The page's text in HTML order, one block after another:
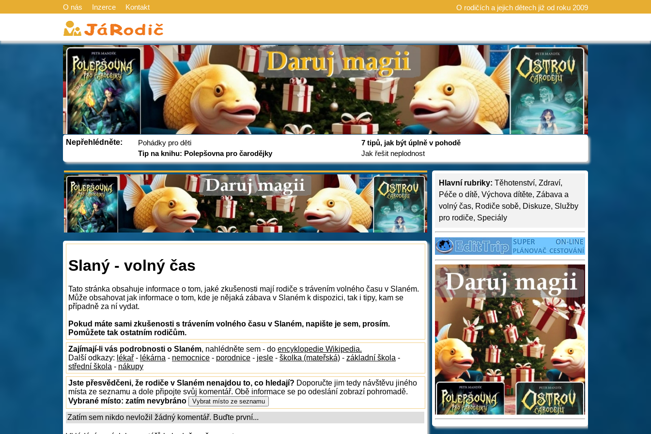
O nás Inzerce Kontakt O rodičích a jejich dětech již od roku 2009
Nepřehlédněte:
Pohádky pro děti
Tip na knihu: Polepšovna pro čarodějky
7 tipů, jak být úplně v pohodě
Jak řešit neplodnost
Hlavní rubriky: Těhotenství, Zdraví,
Péče o dítě, Výchova dítěte, Zábava a
volný čas, Rodiče sobě, Diskuze, Služby
pro rodiče, Speciály
Slaný - volný čas
Tato stránka obsahuje informace o tom, jaké zkušenosti mají rodiče s trávením volného času v Slaném.
Může obsahovat jak informace o tom, kde je nějaká zábava v Slaném k dispozici, tak i tipy, kam se
případně za ní vydat.
Pokud máte sami zkušenosti s trávením volného času v Slaném, napište je sem, prosím.
Pomůžete tak ostatním rodičům.
Zajímají-li vás podrobnosti o Slaném, nahlédněte sem - do encyklopedie Wikipedia.
Další odkazy: lékař - lékárna - nemocnice - porodnice - jesle - školka (mateřská) - základní škola -
střední škola - nákupy
Jste přesvědčeni, že rodiče v Slaném nenajdou to, co hledají? Doporučte jim tedy návštěvu jiného
místa ze seznamu a dole připojte svůj komentář. Obě informace se po odeslání zobrazí pohromadě.
Vybrané místo: zatím nevybráno
Zatím sem nikdo nevložil žádný komentář. Buďte první...